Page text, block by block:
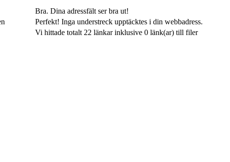
Bra. Dina adressfält ser bra ut!
Perfekt! Inga understreck upptäcktes i din webbadress.
Vi hittade totalt 22 länkar inklusive 0 länk(ar) till filer